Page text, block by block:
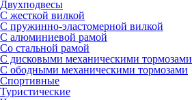
Двухподвесы
С жесткой вилкой
С пружинно-эластомерной вилкой
С алюминиевой рамой
Со стальной рамой
С дисковыми механическими тормозами
С ободными механическими тормозами
Спортивные
Туристические